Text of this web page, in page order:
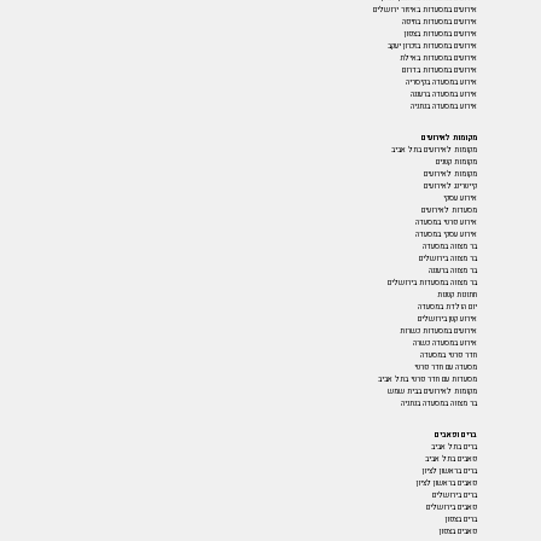
אירועים במסעדות באיזור ירושלים
אירועים במסעדות בחיפה
אירועים במסעדות בצפון
אירועים במסעדות בזכרון יעקב
אירועים במסעדות באילת
אירועים במסעדות בדרום
אירוע במסעדה בקיסריה
אירוע במסעדה ברעננה
אירוע במסעדה בנתניה
מקומות לאירועים
מקומות לאירועים בתל אביב
מקומות קטנים
מקומות לאירועים
קייטרינג לאירועים
אירוע עסקי
מסעדות לאירועים
אירוע פרטי במסעדה
אירוע עסקי במסעדה
בר מצווה במסעדה
בר מצווה בירושלים
בר מצווה ברעננה
בר מצווה במסעדות בירושלים
חתונות קטנות
יום הולדת במסעדה
אירוע קטן בירושלים
אירועים במסעדות כשרות
אירוע במסעדה כשרה
חדר פרטי במסעדה
מסעדה עם חדר פרטי
מסעדות עם חדר פרטי בתל אביב
מקומות לאירועים בבית שמש
בר מצווה במסעדה בנתניה
ברים ופאבים
ברים בתל אביב
פאבים בתל אביב
ברים בראשון לציון
פאבים בראשון לציון
ברים בירושלים
פאבים בירושלים
ברים בצפון
פאבים בצפון